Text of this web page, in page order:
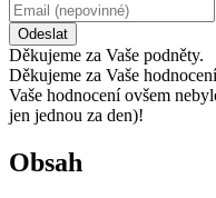
Odeslat
Děkujeme za Vaše podněty.
Děkujeme za Vaše
Vaše hodnocení ovšem
jen jednou za den)!
Obsah